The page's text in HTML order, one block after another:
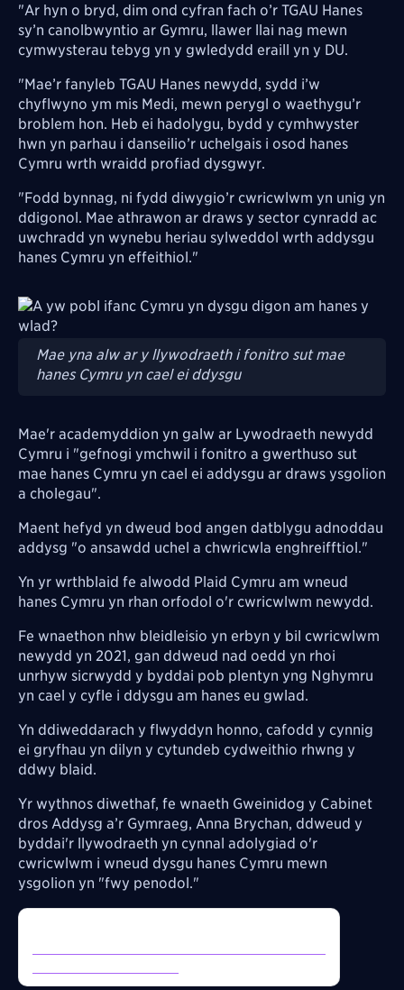
"Ar hyn o bryd, dim ond cyfran fach o’r TGAU Hanes
sy’n canolbwyntio ar Gymru, llawer llai nag mewn
cymwysterau tebyg yn y gwledydd eraill yn y DU.
"Mae’r fanyleb TGAU Hanes newydd, sydd i’w
chyflwyno ym mis Medi, mewn perygl o waethygu’r
broblem hon. Heb ei hadolygu, bydd y cymhwyster
hwn yn parhau i danseilio’r uchelgais i osod hanes
Cymru wrth wraidd profiad dysgwyr.
"Fodd bynnag, ni fydd diwygio’r cwricwlwm yn unig yn
ddigonol. Mae athrawon ar draws y sector cynradd ac
uwchradd yn wynebu heriau sylweddol wrth addysgu
hanes Cymru yn effeithiol."
Image
Mae yna alw ar y llywodraeth i fonitro sut mae
hanes Cymru yn cael ei ddysgu
Mae'r academyddion yn galw ar Lywodraeth newydd
Cymru i "gefnogi ymchwil i fonitro a gwerthuso sut
mae hanes Cymru yn cael ei addysgu ar draws ysgolion
a cholegau".
Maent hefyd yn dweud bod angen datblygu adnoddau
addysg "o ansawdd uchel a chwricwla enghreifftiol."
Yn yr wrthblaid fe alwodd Plaid Cymru am wneud
hanes Cymru yn rhan orfodol o'r cwricwlwm newydd.
Fe wnaethon nhw bleidleisio yn erbyn y bil cwricwlwm
newydd yn 2021, gan ddweud nad oedd yn rhoi
unrhyw sicrwydd y byddai pob plentyn yng Nghymru
yn cael y cyfle i ddysgu am hanes eu gwlad.
Yn ddiweddarach y flwyddyn honno, cafodd y cynnig
ei gryfhau yn dilyn y cytundeb cydweithio rhwng y
ddwy blaid.
Yr wythnos diwethaf, fe wnaeth Gweinidog y Cabinet
dros Addysg a’r Gymraeg, Anna Brychan, ddweud y
byddai'r llywodraeth yn cynnal adolygiad o'r
cwricwlwm i wneud dysgu hanes Cymru mewn
ysgolion yn "fwy penodol."